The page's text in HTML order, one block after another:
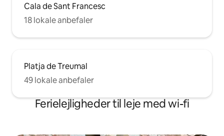
Cala de Sant Francesc
18 lokale anbefaler
Platja de Treumal
49 lokale anbefaler
Ferielejligheder til leje med wi-fi